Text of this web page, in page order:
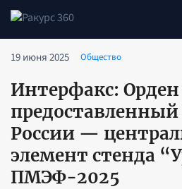
19 июня 2025 Общество
Интерфакс:
России —
элемент стенда
ПМЭФ-2025